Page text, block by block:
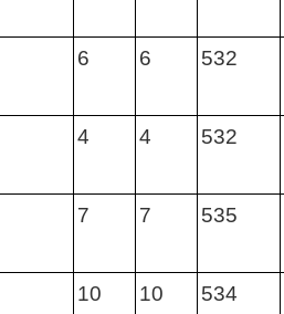
6 6 532
4 4 532
7 7 535
10 10 534